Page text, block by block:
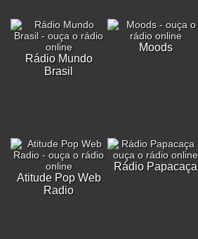
Rádio Mundo
Brasil
Moods
Atitude Pop Web
Radio
Rádio Papacaça